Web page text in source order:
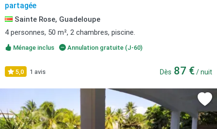
partagée
Sainte Rose, Guadeloupe
4 personnes, 50 m², 2 chambres, piscine.
Ménage inclus Annulation gratuite (J-60)
5,0 1 avis Dès 87 € / nuit